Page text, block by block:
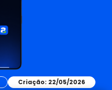
Criação: 22/05/2026